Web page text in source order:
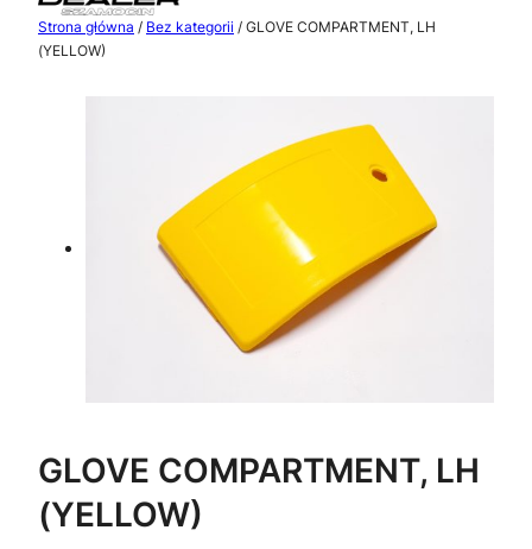
Strona główna / Bez kategorii / GLOVE COMPARTMENT, LH
(YELLOW)
GLOVE COMPARTMENT, LH
(YELLOW)